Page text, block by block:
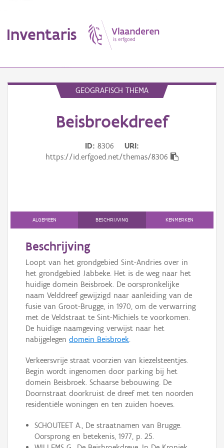
Inventaris
Persoon of collectief
Downloads
Hergebruik
Aanmelden
GEOGRAFISCH THEMA
Beisbroekdreef
ID 8306
URI
https://id.erfgoed.net/themas/8306
ALGEMEEN BESCHRIJVING KENMERKEN
Beschrijving
Loopt van het grondgebied Sint-Andries over in
het grondgebied Jabbeke. Het is de weg naar het
huidige domein Beisbroek. De oorspronkelijke
naam Velddreef gewijzigd naar aanleiding van de
fusie van Groot-Brugge, in 1970, om de verwarring
met de Veldstraat te Sint-Michiels te voorkomen.
De huidige naamgeving verwijst naar het
nabijgelegen domein Beisbroek.
Verkeersvrije straat voorzien van kiezelsteentjes.
Begin wordt ingenomen door parking bij het
domein Beisbroek. Schaarse bebouwing. De
Doornstraat doorkruist de dreef met ten noorden
residentiële woningen en ten zuiden hoeves.
SCHOUTEET A., De straatnamen van Brugge.
Oorsprong en betekenis, 1977, p. 25.